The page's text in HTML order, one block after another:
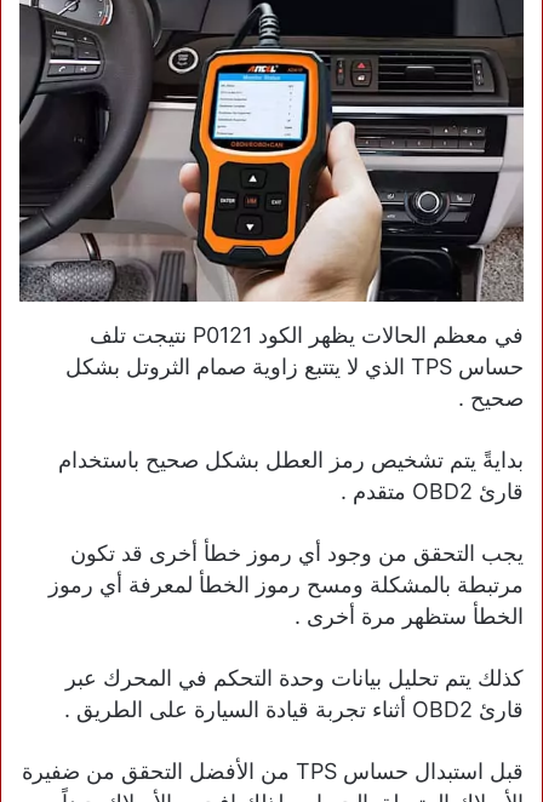
في معظم الحالات يظهر الكود P0121 نتيجت تلف
حساس TPS الذي لا يتتبع زاوية صمام الثروتل بشكل
صحيح .
بدايةً يتم تشخيص رمز العطل بشكل صحيح باستخدام
قارئ OBD2 متقدم .
يجب التحقق من وجود أي رموز خطأ أخرى قد تكون
مرتبطة بالمشكلة ومسح رموز الخطأ لمعرفة أي رموز
الخطأ ستظهر مرة أخرى .
كذلك يتم تحليل بيانات وحدة التحكم في المحرك عبر
قارئ OBD2 أثناء تجربة قيادة السيارة على الطريق .
قبل استبدال حساس TPS من الأفضل التحقق من ضفيرة